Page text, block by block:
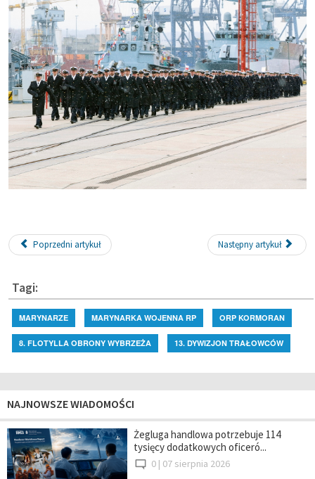
Poprzedni artykuł Następny artykuł
Tagi:
MARYNARZE MARYNARKA WOJENNA RP ORP KORMORAN
8. FLOTYLLA OBRONY WYBRZEŻA 13. DYWIZJON TRAŁOWCÓW
NAJNOWSZE WIADOMOŚCI
Żegluga handlowa potrzebuje 114
tysięcy dodatkowych oficeró...
0 | 07 sierpnia 2026